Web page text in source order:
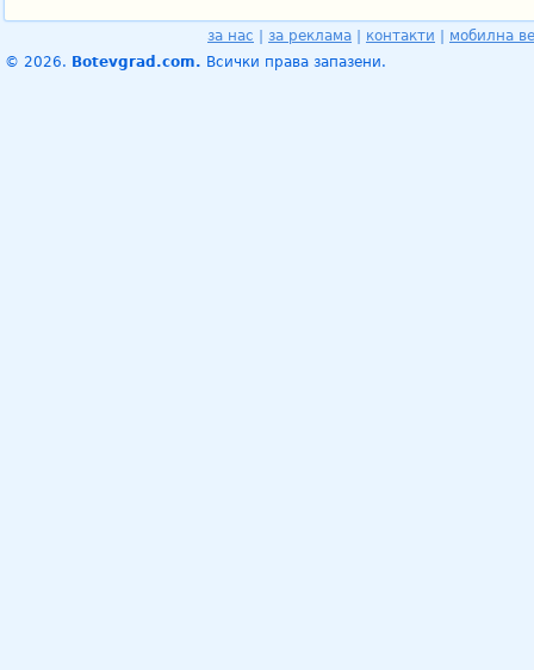
за нас за реклама контакти
мобилна
© 2026. Botevgrad.com. Всички права запазени.